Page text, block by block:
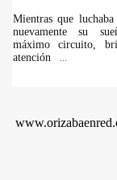
Mientras que
nuevamente su
máximo circuito,
atención